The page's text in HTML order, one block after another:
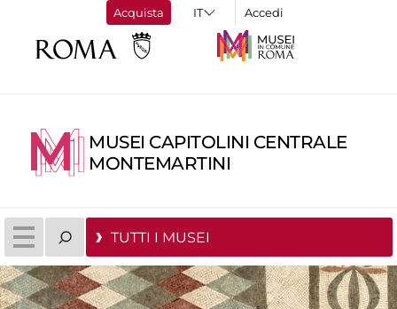
Acquista Accedi
MUSEI CAPITOLINI CENTRALE
MONTEMARTINI
TUTTI I MUSEI